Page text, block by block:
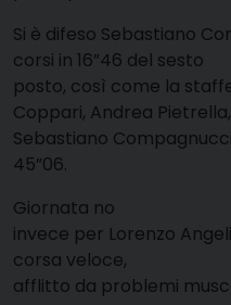
Si è difeso Sebastiano
corsi in 16”46 del sesto
posto, così come la
Coppari, Andrea
Sebastiano
45”06.
Giornata no
invece per Lorenzo
corsa veloce,
afflitto da problemi